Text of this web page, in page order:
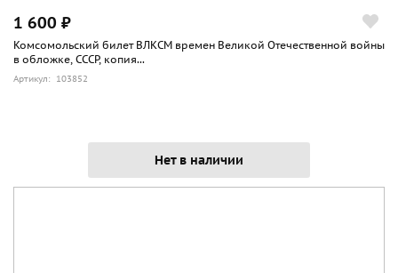
1 600 ₽
Комсомольский билет ВЛКСМ времен Великой Отечественной войны
в обложке, СССР, копия...
Артикул: 103852
Нет в наличии